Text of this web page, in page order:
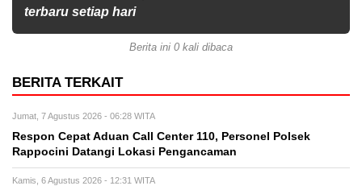
terbaru setiap hari
Berita ini 0 kali dibaca
BERITA TERKAIT
Jumat, 7 Agustus 2026 - 06:28 WITA
Respon Cepat Aduan Call Center 110, Personel Polsek
Rappocini Datangi Lokasi Pengancaman
Kamis, 6 Agustus 2026 - 12:31 WITA